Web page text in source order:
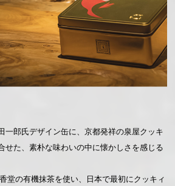
一郎氏デザイン缶に、京都発祥の泉屋クッキ
せた、素朴な味わいの中に懐かしさを感じる
堂の有機抹茶を使い、日本で最初にクッキィ